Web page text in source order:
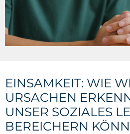
EINSAMKEIT: WIE
URSACHEN
UNSER SOZIALES
BEREICHERN